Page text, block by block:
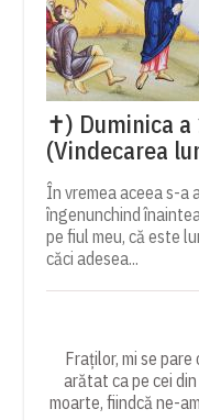
✝) Duminica a
(Vindecarea
În vremea aceea s-a
îngenunchind
pe fiul meu, că este
căci adesea...
Fraților, mi se
arătat ca pe cei
moarte, fiindcă ne-